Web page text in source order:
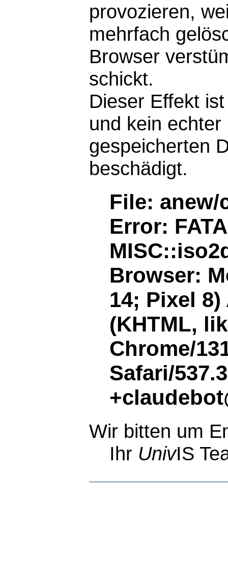
provozieren,
mehrfach
Browser
schickt.
Dieser Effekt
und kein
gespeicherten
beschädigt.
File: anew/
Error:
Browser:
14; Pixel
(KHTML,
Chrome/
Safari/
Wir bitten um
Ihr UnivIS